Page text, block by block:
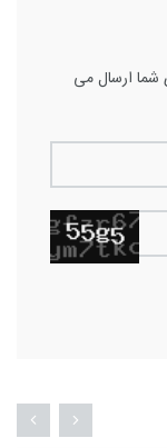
شما ارسال می